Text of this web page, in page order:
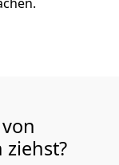
ziehst?